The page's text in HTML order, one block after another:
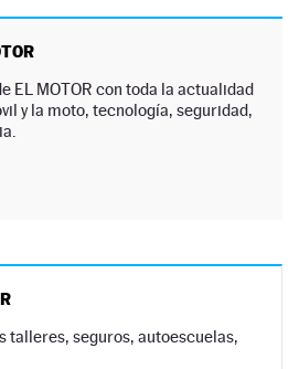
EL MOTOR con toda la actualidad
y la moto, tecnología, seguridad,
talleres, seguros, autoescuelas,